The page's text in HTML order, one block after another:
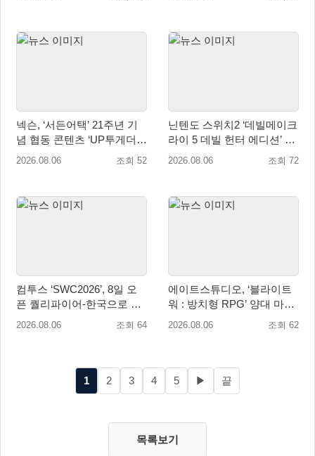
넥슨, ‘서든어택’ 21주년 기
념 협동 콘텐츠 ‘UP투게더’
업데이트
2026.08.06 조회 52
닌텐도 스위치2 ‘데빌메이크
라이 5 데빌 헌터 에디션’ 패
키지 제품 8월 7일 예약판매
2026.08.06 조회 72
컴투스 ‘SWC2026’, 8일 오
픈 퀄리파이어-한국으로 시
즌 개막!
2026.08.06 조회 64
에이트스튜디오, ‘블라이트
워 : 방치형 RPG’ 양대 마켓
인기 순위 1위 달성
2026.08.06 조회 62
1 2 3 4 5 ▶ 끝
목록보기